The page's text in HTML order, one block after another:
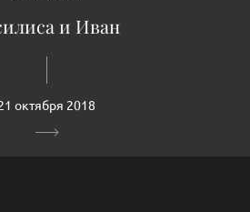
и Иван
октября 2018